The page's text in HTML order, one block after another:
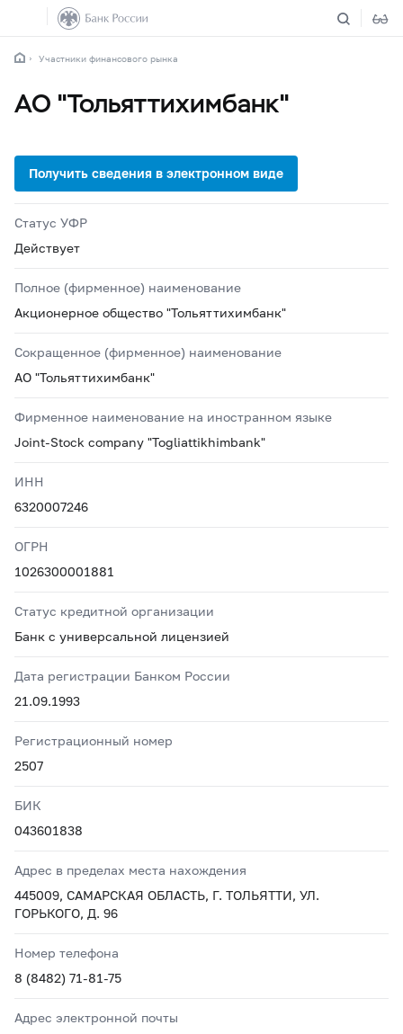
Участники финансового рынка
АО "Тольяттихимбанк"
Статус УФР
Действует
Полное (фирменное) наименование
Акционерное общество "Тольяттихимбанк"
Сокращенное (фирменное) наименование
АО "Тольяттихимбанк"
Фирменное наименование на иностранном языке
Joint-Stock company "Togliattikhimbank"
ИНН
6320007246
ОГРН
1026300001881
Статус кредитной организации
Банк с универсальной лицензией
Дата регистрации Банком России
21.09.1993
Регистрационный номер
2507
БИК
043601838
Адрес в пределах места нахождения
445009, САМАРСКАЯ ОБЛАСТЬ, Г. ТОЛЬЯТТИ, УЛ.
ГОРЬКОГО, Д. 96
Номер телефона
8 (8482) 71-81-75
Адрес электронной почты